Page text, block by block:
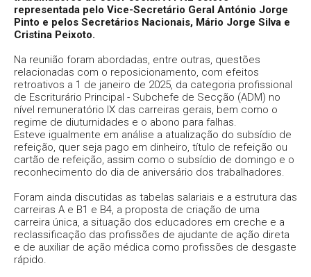
representada pelo Vice-Secretário Geral António Jorge
Pinto e pelos Secretários Nacionais, Mário Jorge Silva e
Cristina Peixoto.
Na reunião foram abordadas, entre outras, questões
relacionadas com o reposicionamento, com efeitos
retroativos a 1 de janeiro de 2025, da categoria profissional
de Escriturário Principal - Subchefe de Secção (ADM) no
nível remuneratório IX das carreiras gerais, bem como o
regime de diuturnidades e o abono para falhas.
Esteve igualmente em análise a atualização do subsídio de
refeição, quer seja pago em dinheiro, título de refeição ou
cartão de refeição, assim como o subsídio de domingo e o
reconhecimento do dia de aniversário dos trabalhadores.
Foram ainda discutidas as tabelas salariais e a estrutura das
carreiras A e B1 e B4, a proposta de criação de uma
carreira única, a situação dos educadores em creche e a
reclassificação das profissões de ajudante de ação direta
e de auxiliar de ação médica como profissões de desgaste
rápido.